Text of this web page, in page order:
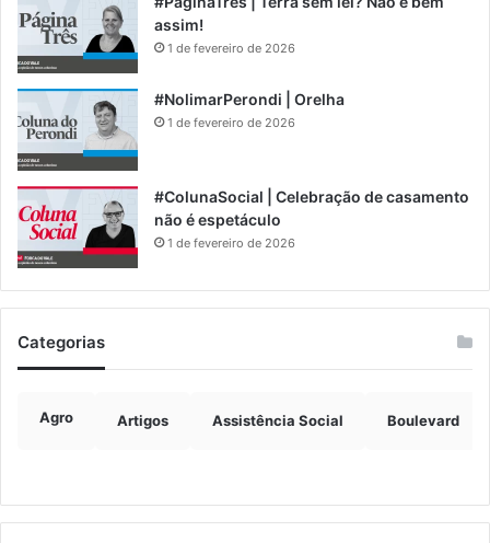
assim!
1 de fevereiro de 2026
#NolimarPerondi | Orelha
1 de fevereiro de 2026
#ColunaSocial | Celebração de casamento
não é espetáculo
1 de fevereiro de 2026
Categorias
Agro Artigos Assistência Social Boulevard